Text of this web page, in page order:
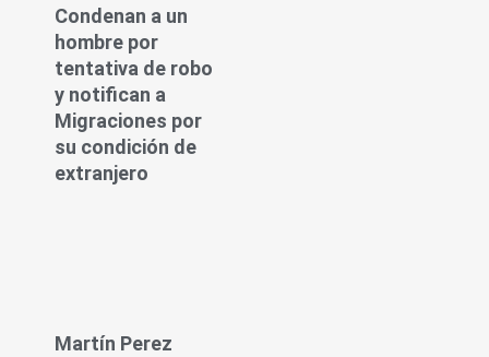
Condenan a un
hombre por
tentativa de robo
y notifican a
Migraciones por
su condición de
extranjero
Martín Perez